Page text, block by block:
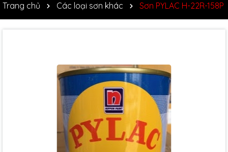
Trang chủ Các loại sơn khác Sơn PYLAC H-22R-158P